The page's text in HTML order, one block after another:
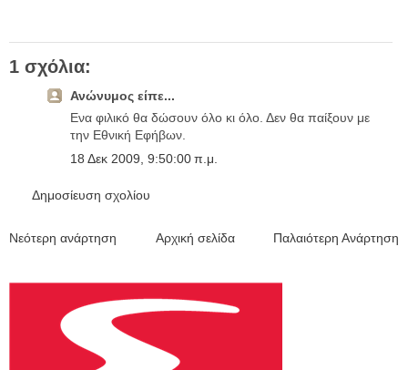
1 σχόλια:
Ανώνυμος είπε...
Ενα φιλικό θα δώσουν όλο κι όλο. Δεν θα παίξουν με
την Εθνική Εφήβων.
18 Δεκ 2009, 9:50:00 π.μ.
Δημοσίευση σχολίου
Νεότερη ανάρτηση Παλαιότερη Ανάρτηση
Αρχική σελίδα